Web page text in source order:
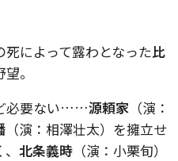
死によって露わとなった比
。
必要ない……源頼家 （演：
（演：相澤壮太）を擁立せ
北条義時 （演：小栗旬）